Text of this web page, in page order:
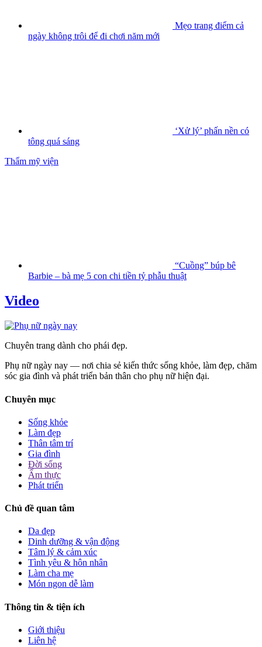
Mẹo trang điểm cả
ngày không trôi để đi chơi năm mới
‘Xử lý’ phấn nền có
tông quá sáng
Thẩm mỹ viện
“Cuồng” búp bê
Barbie – bà mẹ 5 con chi tiền tỷ phẫu thuật
Video
Chuyên trang dành cho phái đẹp.
Phụ nữ ngày nay — nơi chia sẻ kiến thức sống khỏe, làm đẹp, chăm
sóc gia đình và phát triển bản thân cho phụ nữ hiện đại.
Chuyên mục
Sống khỏe
Làm đẹp
Thân tâm trí
Gia đình
Đời sống
Ẩm thực
Phát triển
Chủ đề quan tâm
Da đẹp
Dinh dưỡng & vận động
Tâm lý & cảm xúc
Tình yêu & hôn nhân
Làm cha mẹ
Món ngon dễ làm
Thông tin & tiện ích
Giới thiệu
Liên hệ